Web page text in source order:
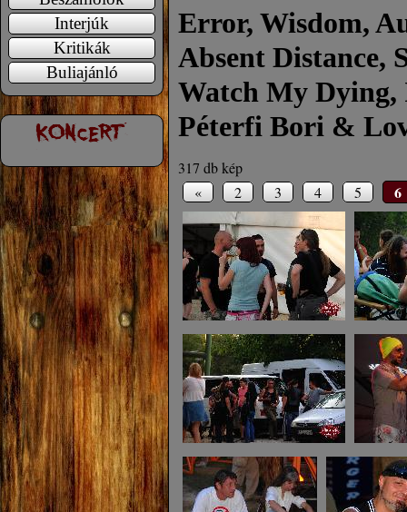
Interjúk
Kritikák
Buliajánló
Error, Wisdom,
Absent Distance,
Watch My Dying,
Péterfi Bori &
317 db kép
«
2 3 4 5 6